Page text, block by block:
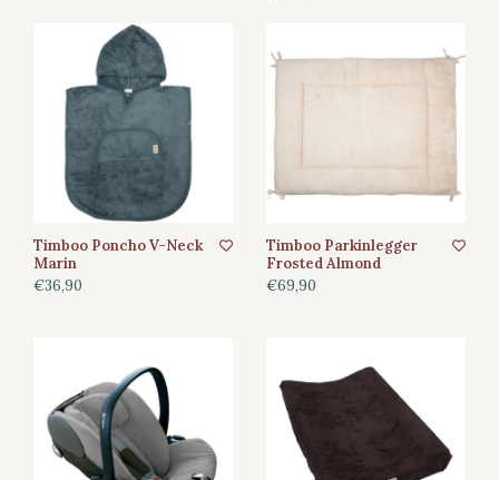
Timboo Poncho V-Neck
Marin
€36,90
Timboo Parkinlegger
Frosted Almond
€69,90